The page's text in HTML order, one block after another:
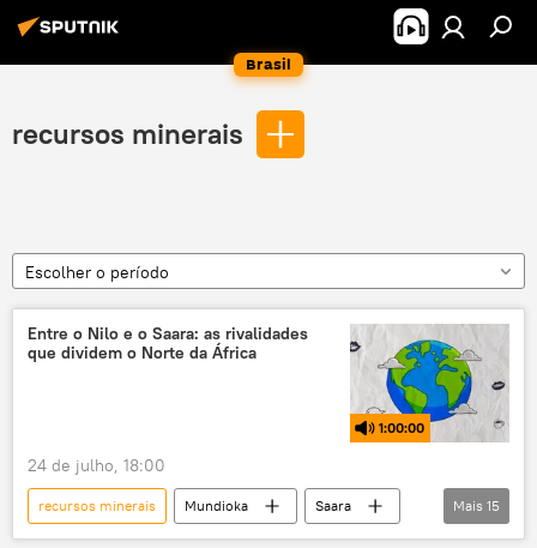
Brasil
recursos minerais
Escolher o período
Entre o Nilo e o Saara: as rivalidades
que dividem o Norte da África
1:00:00
24 de julho, 18:00
recursos minerais Mundioka
Saara
rio Nilo
África
Norte da África
Mais 15